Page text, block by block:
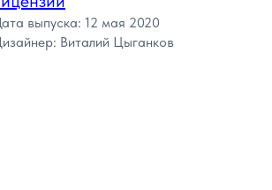
выпуска: 12 мая 2020
Виталий Цыганков